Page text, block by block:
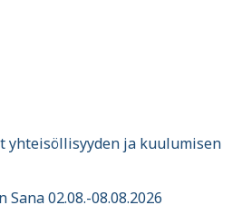
yhteisöllisyyden ja kuulumisen
02.08.-08.08.2026